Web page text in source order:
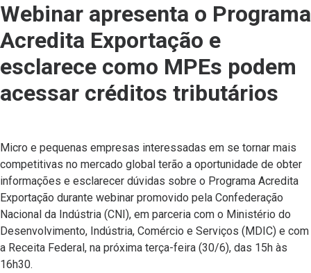
Webinar apresenta o Programa
Acredita Exportação e
esclarece como MPEs podem
acessar créditos tributários
Micro e pequenas empresas interessadas em se tornar mais
competitivas no mercado global terão a oportunidade de obter
informações e esclarecer dúvidas sobre o Programa Acredita
Exportação durante webinar promovido pela Confederação
Nacional da Indústria (CNI), em parceria com o Ministério do
Desenvolvimento, Indústria, Comércio e Serviços (MDIC) e com
a Receita Federal, na próxima terça-feira (30/6), das 15h às
16h30.